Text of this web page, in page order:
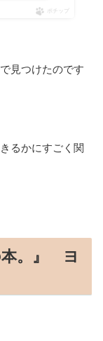
ポチップ
見つけたのです
るかにすごく関
本。』 ヨ